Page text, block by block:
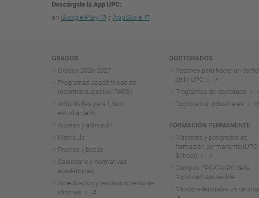
Descárgate la App UPC
en Google Play y AppStore
Navegación
GRADOS
Grados 2026-2027
Programas académicos de
recorrido sucesivo (PARS)
Actividades para futuro
estudiantado
Acceso y admisión
Matrícula
Precios y becas
Calendario y normativas
académicas
Acreditación y reconocimiento de
idiomas
DOCTORADOS
Razones para hacer un
en la UPC
Programas de doctorado
Doctorados industriales
FORMACIÓN PERMANENTE
Másteres y posgrados de
formación permanente (UPC
School)
Campus FPCAT-UPC de la
Movilidad Sostenible
Microcredenciales